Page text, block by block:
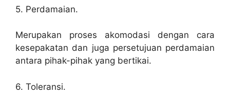
5. Perdamaian.
Merupakan proses akomodasi dengan cara
kesepakatan dan juga persetujuan perdamaian
antara pihak-pihak yang bertikai.
6. Toleransi.